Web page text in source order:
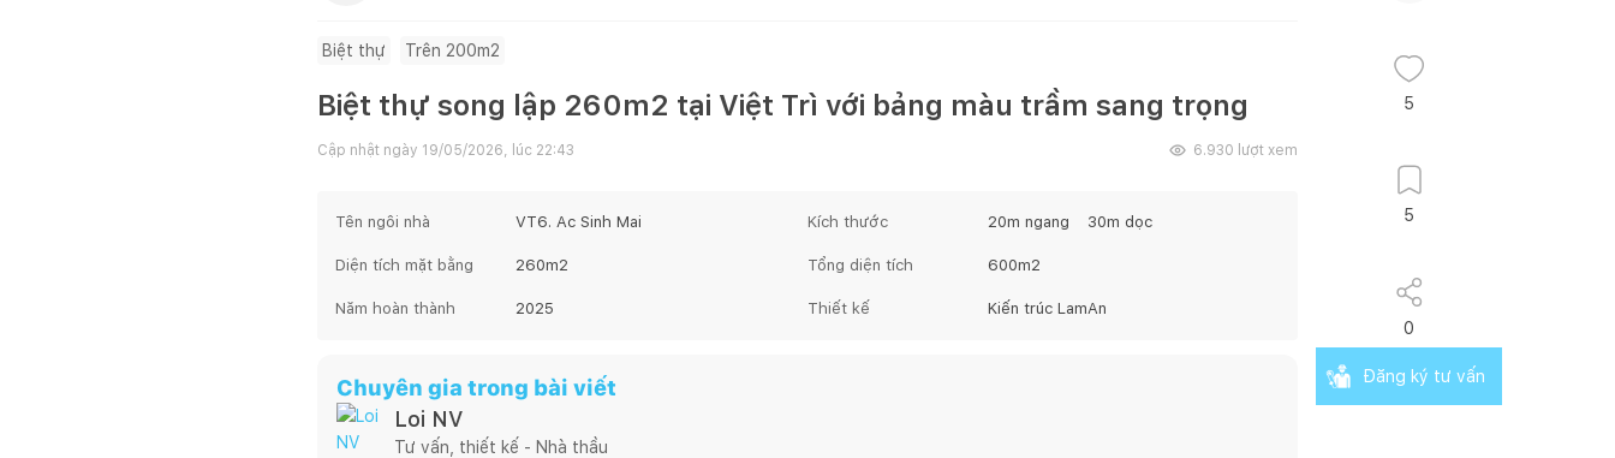
Biệt thự Trên 200m2
Biệt thự song lập 260m2 tại Việt Trì với bảng màu trầm sang trọng
Cập nhật ngày 19/05/2026, lúc 22:43 6.930 lượt xem
Tên ngôi nhà VT6. Ac Sinh Mai Kích thước 20m ngang 30m dọc
Diện tích mặt bằng 260m2 Tổng diện tích 600m2
Năm hoàn thành 2025 Thiết kế Kiến trúc LamAn
Chuyên gia trong bài viết
Loi NV
Tư vấn, thiết kế - Nhà thầu
5
5
0
Đăng ký tư vấn